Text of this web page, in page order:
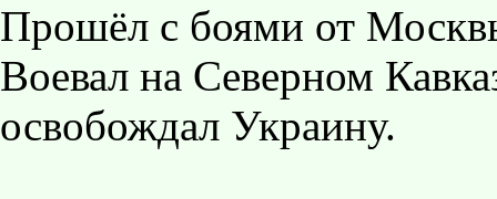
Прошёл с боями от
Воевал на Северном
освобождал Украину.